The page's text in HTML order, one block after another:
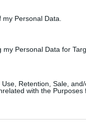
Personal Data.
Personal Data for
Retention, Sale,
with the Purposes
helyen őrizték.